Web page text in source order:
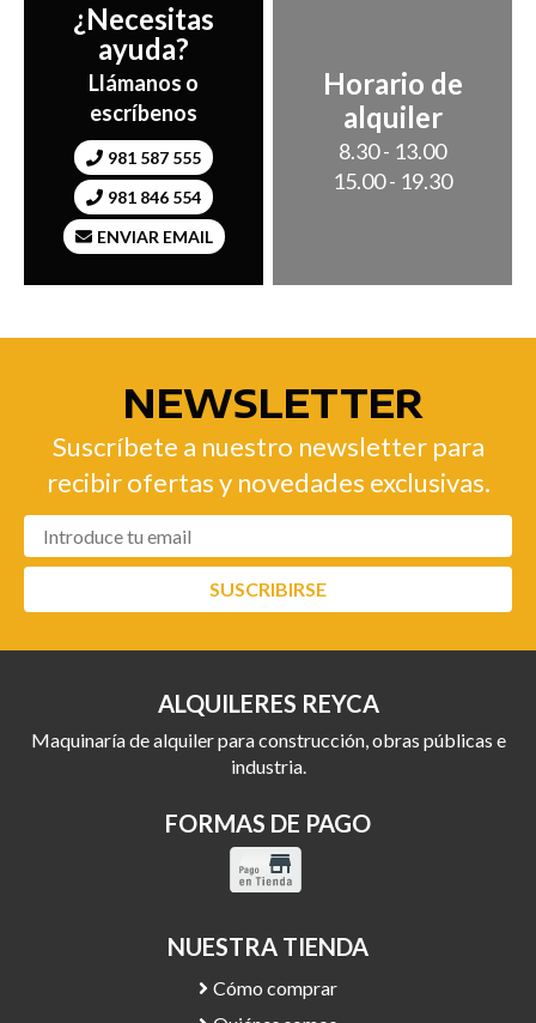
¿Necesitas
ayuda?
Llámanos o
escríbenos
981 587 555
981 846 554
ENVIAR EMAIL
Horario de
alquiler
8.30 - 13.00
15.00 - 19.30
NEWSLETTER
Suscríbete a nuestro newsletter para
recibir ofertas y novedades exclusivas.
SUSCRIBIRSE
ALQUILERES REYCA
Maquinaría de alquiler para construcción, obras públicas e
industria.
FORMAS DE PAGO
NUESTRA TIENDA
Cómo comprar